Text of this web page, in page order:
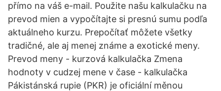
přímo na váš e-mail. Použite našu kalkulačku na
prevod mien a vypočítajte si presnú sumu podľa
aktuálneho kurzu. Prepočítať môžete všetky
tradičné, ale aj menej známe a exotické meny.
Prevod meny - kurzová kalkulačka Zmena
hodnoty v cudzej mene v čase - kalkulačka
Pákistánská rupie (PKR) je oficiální měnou